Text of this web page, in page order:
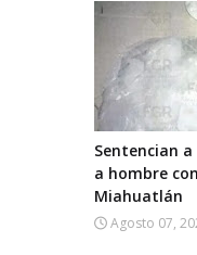
Sentencian
a hombre
Miahuatlán
Agosto 07,